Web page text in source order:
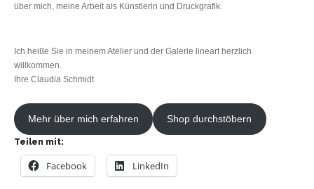
über mich, meine Arbeit als Künstlerin und Druckgrafik.
Ich heiße Sie in meinem Atelier und der Galerie lineart herzlich
willkommen.
Ihre Claudia Schmidt
Mehr über mich erfahren Shop durchstöbern
Teilen mit:
Facebook LinkedIn